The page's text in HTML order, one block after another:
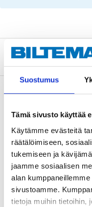
Suostumus
Tämä sivusto käyttää
Käytämme evästeitä
räätälöimiseen,
tukemiseen ja
jaamme sosiaalisen
alan
sivustoamme.
tietoja muihin tietoihin,
Tietoa
Osta verkosta ja
Muut